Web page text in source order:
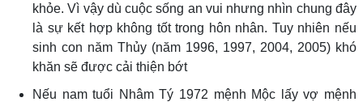
khỏe. Vì vậy dù cuộc sống an vui nhưng nhìn chung đây
là sự kết hợp không tốt trong hôn nhân. Tuy nhiên nếu
sinh con năm Thủy (năm 1996, 1997, 2004, 2005) khó
khăn sẽ được cải thiện bớt
Nếu nam tuổi Nhâm Tý 1972 mệnh Mộc lấy vợ mệnh